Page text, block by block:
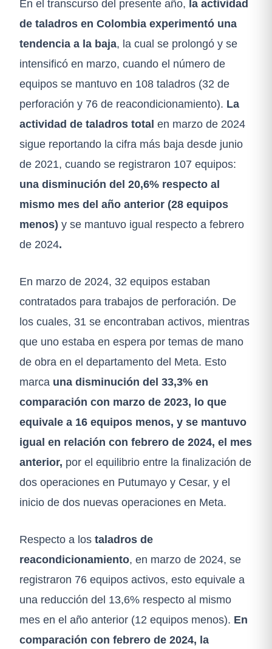
En el transcurso del presente año, la actividad
de taladros en Colombia experimentó una
tendencia a la baja, la cual se prolongó y se
intensificó en marzo, cuando el número de
equipos se mantuvo en 108 taladros (32 de
perforación y 76 de reacondicionamiento). La
actividad de taladros total en marzo de 2024
sigue reportando la cifra más baja desde junio
de 2021, cuando se registraron 107 equipos:
una disminución del 20,6% respecto al
mismo mes del año anterior (28 equipos
menos) y se mantuvo igual respecto a febrero
de 2024.
En marzo de 2024, 32 equipos estaban
contratados para trabajos de perforación. De
los cuales, 31 se encontraban activos, mientras
que uno estaba en espera por temas de mano
de obra en el departamento del Meta. Esto
marca una disminución del 33,3% en
comparación con marzo de 2023, lo que
equivale a 16 equipos menos, y se mantuvo
igual en relación con febrero de 2024, el mes
anterior, por el equilibrio entre la finalización de
dos operaciones en Putumayo y Cesar, y el
inicio de dos nuevas operaciones en Meta.
Respecto a los taladros de
reacondicionamiento, en marzo de 2024, se
registraron 76 equipos activos, esto equivale a
una reducción del 13,6% respecto al mismo
mes en el año anterior (12 equipos menos).​ En
comparación con febrero de 2024, la